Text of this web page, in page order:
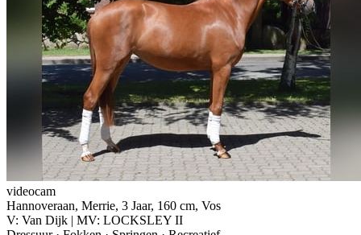
videocam
Hannoveraan, Merrie, 3 Jaar, 160 cm, Vos
V: Van Dijk | MV: LOCKSLEY II